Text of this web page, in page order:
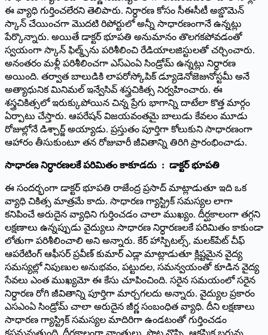
ఈ వ్యాధి గుర్తించలేరని తెలిపారు. నిర్ధారణ కోసం సీఈసీటీ అబ్డొమెన్
స్కాన్‌ చేయించగా మొదటి రిపోర్టులో అన్నీ సాధారణంగానే ఉన్నట్లు
పేర్కొన్నారు. అయితే డాక్టర్ భూపతి అనుమానం తొలగకపోవడంతో
స్వయంగా స్కాన్ ఫిల్మ్స్‌ను పరిశీలించి రేడియాలజిస్టులతో చర్చించారు.
అనంతరం మళ్లీ పరిశీలించగా ఎస్‌ఎంఏ సిండ్రోమ్ ఉన్నట్లు నిర్ధారణ
అయింది. తర్వాత బాలుడికి లాపరోస్కోపిక్ డ్యూడెనోజెజునోస్టమీ అనే
అత్యాధునిక మినిమల్ ఇన్వేసివ్ శస్త్రచికిత్స నిర్వహించారు. ఈ
శస్త్రచికిత్సలో ఇరుక్కుపోయిన చిన్న ప్రేగు భాగాన్ని దాటేలా కొత్త మార్గం
ఏర్పాటు చేస్తారు. ఆపరేషన్ విజయవంతమై బాలుడు కేవలం మూడు
రోజుల్లోనే డిశ్చార్జ్ అయ్యాడు. ప్రస్తుతం పూర్తిగా కోలుకుని సాధారణంగా
ఆహారం తీసుకుంటూ తన రోజువారీ జీవితాన్ని తిరిగి ప్రారంభించాడు.
సాధారణ నిర్ధారణలకే పరిమితం కాకూడ‌దు : డాక్టర్ భూపతి
ఈ సందర్భంగా డాక్టర్ భూపతి రాజేంద్ర ప్రసాద్ మాట్లాడుతూ ఇది ఒక
వ్యాధి చికిత్స మాత్రమే కాదు. సాధారణ గ్యాస్ట్రిక్ సమస్యల లాగా
కనిపించే అరుదైన వ్యాధిని గుర్తించడం చాలా ముఖ్యం. దీర్ఘకాలంగా తగ్గని
లక్షణాలు ఉన్నప్పుడు వైద్యులు సాధారణ నిర్ధారణలకే పరిమితం కాకుండా
లోతుగా పరిశీలించాలి అని అన్నారు. కేర్ హాస్పిటల్స్, మలక్‌పేట్ చీఫ్
ఆపరేటింగ్ ఆఫీసర్ ప్రవీణ్ కుమార్ ఎడ్లా మాట్లాడుతూ క్లిష్టమైన వైద్య
సమస్యల్లో నిపుణుల అనుభవం, పట్టుదల, సమన్వయంతో కూడిన వైద్య
సేవలు ఎంత ముఖ్యమో ఈ కేసు చూపించింది. సరైన సమయంలో సరైన
నిర్ధారణ రోగి జీవితాన్ని పూర్తిగా మార్చగలదు అన్నారు. వైద్యుల ప్రకారం
ఎసఎంఏ సిండ్రోమ్ చాలా అరుదైన జీర్ణ సంబంధిత వ్యాధి. దీని లక్షణాలు
సాధారణ గ్యాస్ట్రిక్ సమస్యల మాదిరిగా ఉండటంతో గుర్తించడం
కష్టమవుతుంది. దీర్ఘకాలంగా వాంతులు, పొట్ట నొప్పి, ఆకస్మిక బరువు